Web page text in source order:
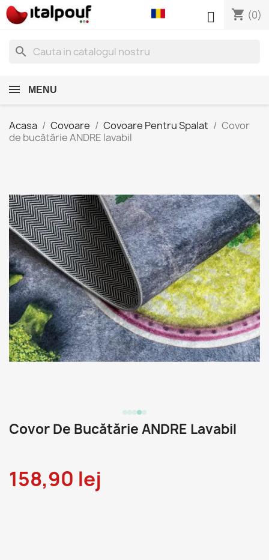
shopping_cart (0)

search
MENU
Acasa Covoare Covoare Pentru Spalat
Covor
de bucătărie ANDRE lavabil
Covor De Bucătărie ANDRE Lavabil
158,90 lej